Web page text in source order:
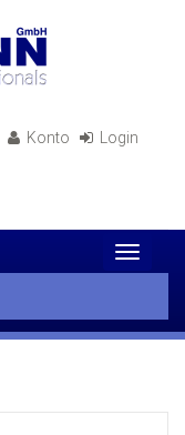
Konto Login
Toggle